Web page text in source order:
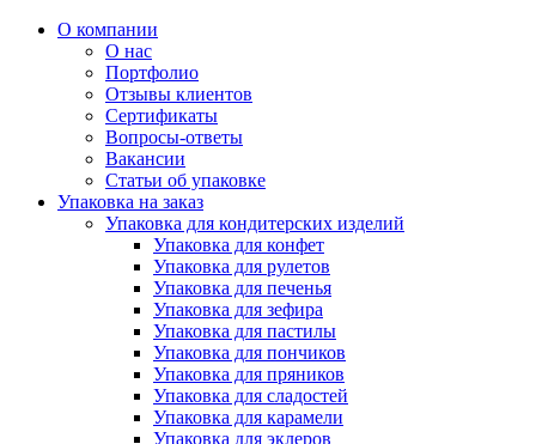
О компании
О нас
Портфолио
Отзывы клиентов
Сертификаты
Вопросы-ответы
Вакансии
Статьи об упаковке
Упаковка на заказ
Упаковка для кондитерских изделий
Упаковка для конфет
Упаковка для рулетов
Упаковка для печенья
Упаковка для зефира
Упаковка для пастилы
Упаковка для пончиков
Упаковка для пряников
Упаковка для сладостей
Упаковка для карамели
Упаковка для эклеров